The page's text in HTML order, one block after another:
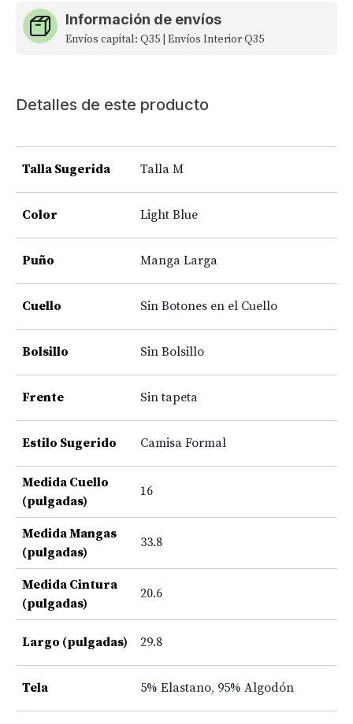
Información de envíos
Envíos capital: Q35 | Envíos Interior Q35
Detalles de este producto
Talla Sugerida Talla M
Color Light Blue
Puño Manga Larga
Cuello Sin Botones en el Cuello
Bolsillo Sin Bolsillo
Frente Sin tapeta
Estilo Sugerido Camisa Formal
Medida Cuello
(pulgadas)
16
Medida Mangas
(pulgadas)
33.8
Medida Cintura
(pulgadas)
20.6
Largo (pulgadas) 29.8
Tela 5% Elastano, 95% Algodón